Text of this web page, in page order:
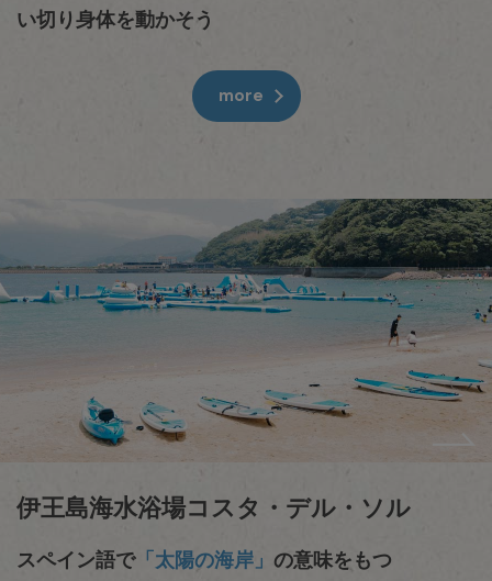
い切り身体を動かそう
more
伊王島海水浴場コスタ・デル・ソル
スペイン語で「太陽の海岸」 の意味をもつ